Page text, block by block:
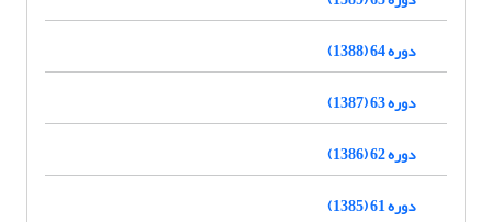
دوره 64 (1388)
دوره 63 (1387)
دوره 62 (1386)
دوره 61 (1385)